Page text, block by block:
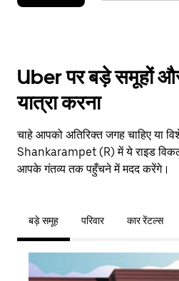
Uber पर बड़े समूहों
यात्रा करना
चाहे आपको अतिरिक्त जगह चाहिए या
Shankarampet (R) में ये राइड
आपके गंतव्य तक पहुँचने में मदद करेंगे।
बड़े समूह परिवार कार रेंटल्स